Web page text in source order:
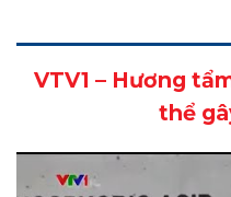
VTV1 – Hương
thể